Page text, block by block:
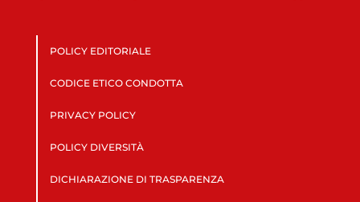
POLICY EDITORIALE
CODICE ETICO CONDOTTA
PRIVACY POLICY
POLICY DIVERSITÀ
DICHIARAZIONE DI TRASPARENZA